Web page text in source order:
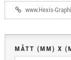
www.Hexis-
MÅTT (MM) X